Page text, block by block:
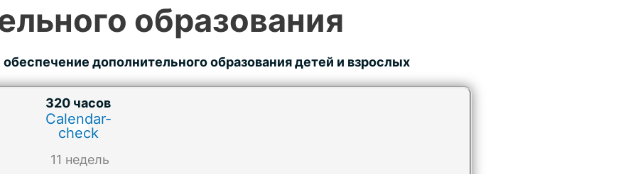
образования
дополнительного образования детей и взрослых
320 часов
Calendar-
check
11 недель